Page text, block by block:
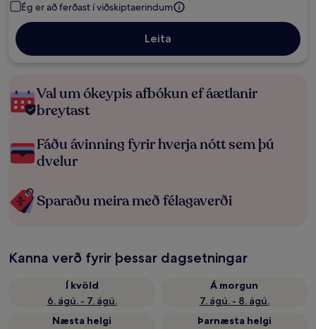
Ég er að ferðast í viðskiptaerindum
Leita
Val um ókeypis afbókun ef áætlanir
breytast
Fáðu ávinning fyrir hverja nótt sem þú
dvelur
Sparaðu meira með félagaverði
Kanna verð fyrir þessar dagsetningar
Í kvöld
6. ágú. - 7. ágú.
Á morgun
7. ágú. - 8. ágú.
Næsta helgi
Þarnæsta helgi